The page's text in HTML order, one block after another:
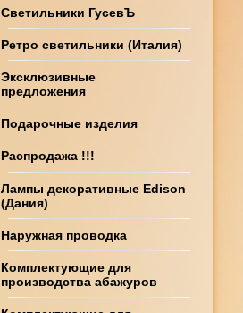
Светильники ГусевЪ
Ретро светильники (Италия)
Эксклюзивные
предложения
Подарочные изделия
Распродажа !!!
Лампы декоративные Edison
(Дания)
Наружная проводка
Комплектующие для
производства абажуров